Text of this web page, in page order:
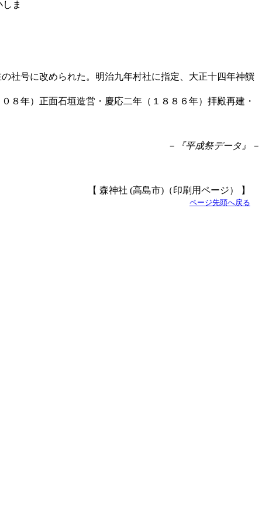
社号に改められた。明治九年村社に指定、大正十四年神饌
８年）正面石垣造営・慶応二年（１８８６年）拝殿再建・
－『平成祭データ』－
【 森神社 (高島市)（印刷用ページ） 】
ページ先頭へ戻る